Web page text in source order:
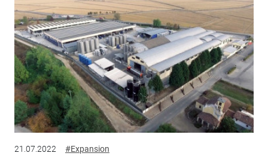
21.07.2022 #Expansion